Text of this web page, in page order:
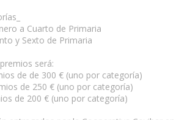
a Cuarto de Primaria
y Sexto de Primaria
será:
de de 300 € (uno por categoría)
de 250 € (uno por categoría)
de 200 € (uno por categoría)